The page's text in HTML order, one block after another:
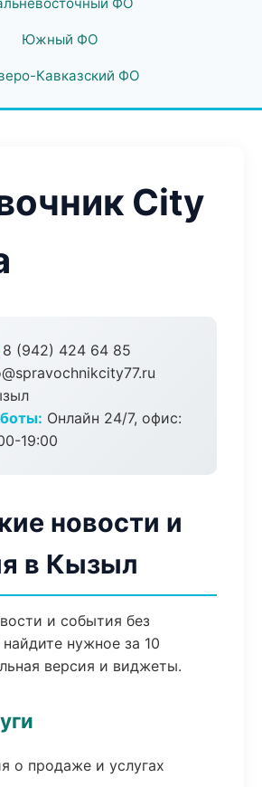
Южный ФО
Кавказский ФО
City
8 (942) 424 64 85
Онлайн 24/7, офис:
19:00
новости и
в Кызыл
и события без
нужное за 10
версия и виджеты.
о продаже и услугах